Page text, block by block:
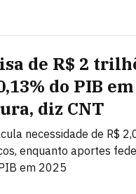
de R$ 2
do PIB em
diz CNT
necessidade de R$
enquanto aportes
em 2025